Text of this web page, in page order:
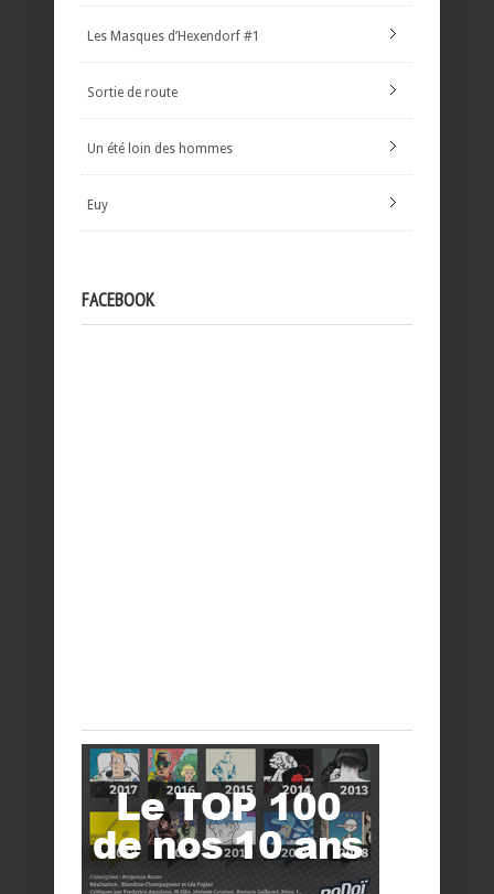
Les Masques d’Hexendorf #1
Sortie de route
Un été loin des hommes
Euy
FACEBOOK